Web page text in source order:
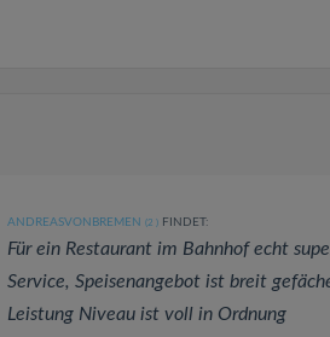
ANDREASVONBREMEN (2 )FINDET:
Für ein Restaurant im Bahnhof echt
Service, Speisenangebot ist breit
Leistung Niveau ist voll in Ordnung